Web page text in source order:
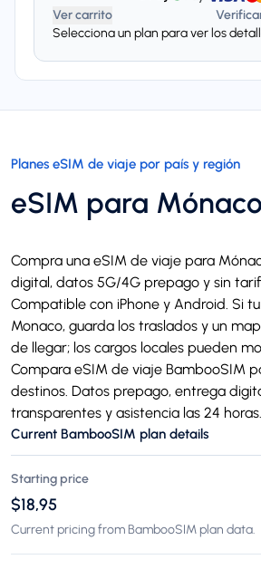
Ver carrito
Selecciona un plan para ver los
Planes eSIM de viaje por país y región
eSIM para Mónaco
Compra una eSIM de viaje para
digital, datos 5G/4G prepago y sin
Compatible con iPhone y Android. Si
Monaco, guarda los traslados y un
de llegar; los cargos locales pueden
Compara eSIM de viaje BambooSIM
destinos. Datos prepago, entrega
transparentes y asistencia las 24 horas.
Current BambooSIM plan details
Starting price
$18,95
Current pricing from BambooSIM plan data.